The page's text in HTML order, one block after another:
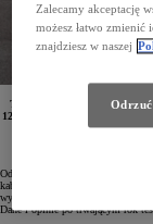
Toyota przy współpracy z
12 miesięcy pojazd ten będzie
Od końca listopada 2024 roku
kabiną, pojemną skrzynią
wykorzystywany w dokładnie ten
Dane i opinie po trwającym rok
Zalecamy akceptację
możesz łatwo zmienić
znajdziesz w naszej